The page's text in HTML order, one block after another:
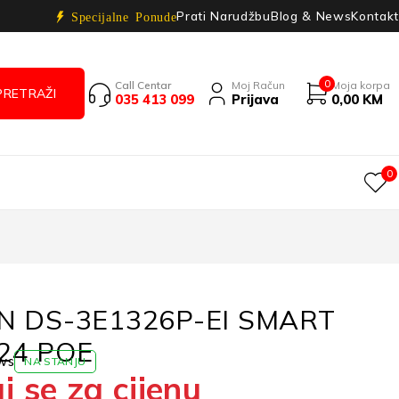
Specijalne PonudePrati NarudžbuBlog & NewsKontakt
Call Centar
035 413 099
Moj Račun
Prijava
0 Moja korpa
0,00 KM
0
DS-3E1326P-EI SMART
POE
NA STANJU
se za cijenu